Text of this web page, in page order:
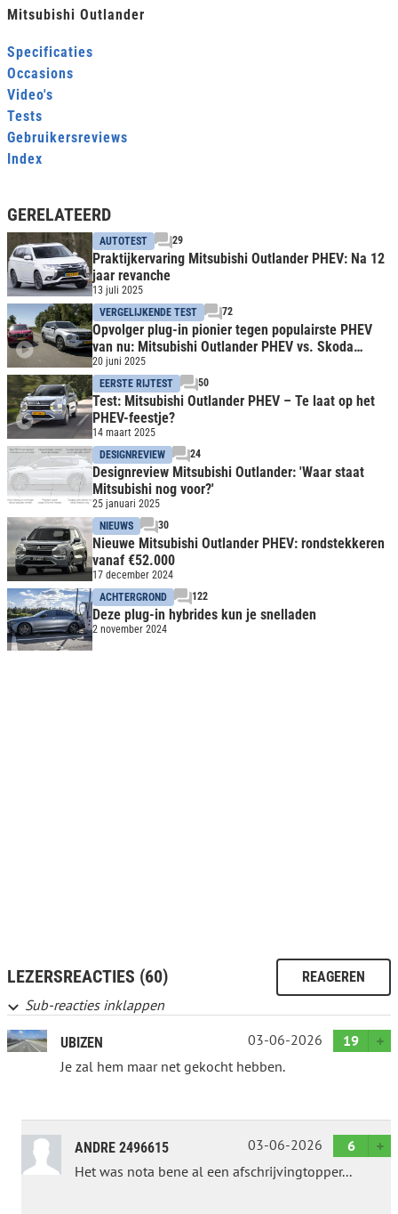
Mitsubishi Outlander
Specificaties
Occasions
Video's
Tests
Gebruikersreviews
Index
GERELATEERD
AUTOTEST 29
Praktijkervaring Mitsubishi Outlander PHEV: Na 12
jaar revanche
13 juli 2025
VERGELIJKENDE TEST
72
Opvolger plug-in pionier tegen populairste PHEV
van nu: Mitsubishi Outlander PHEV vs. Skoda
Kodiaq
20 juni 2025
EERSTE RIJTEST
50
Test: Mitsubishi Outlander PHEV – Te laat op het
PHEV-feestje?
14 maart 2025
DESIGNREVIEW
24
Designreview Mitsubishi Outlander: 'Waar staat
Mitsubishi nog voor?'
25 januari 2025
NIEUWS
30
Nieuwe Mitsubishi Outlander PHEV: rondstekkeren
vanaf €52.000
17 december 2024
ACHTERGROND
122
Deze plug-in hybrides kun je snelladen
2 november 2024
LEZERSREACTIES (60) REAGEREN
Sub-reacties inklappen
UBIZEN 03-06-2026
19
Je zal hem maar net gekocht hebben.
ANDRE 2496615 03-06-2026
6
Het was nota bene al een afschrijvingtopper...